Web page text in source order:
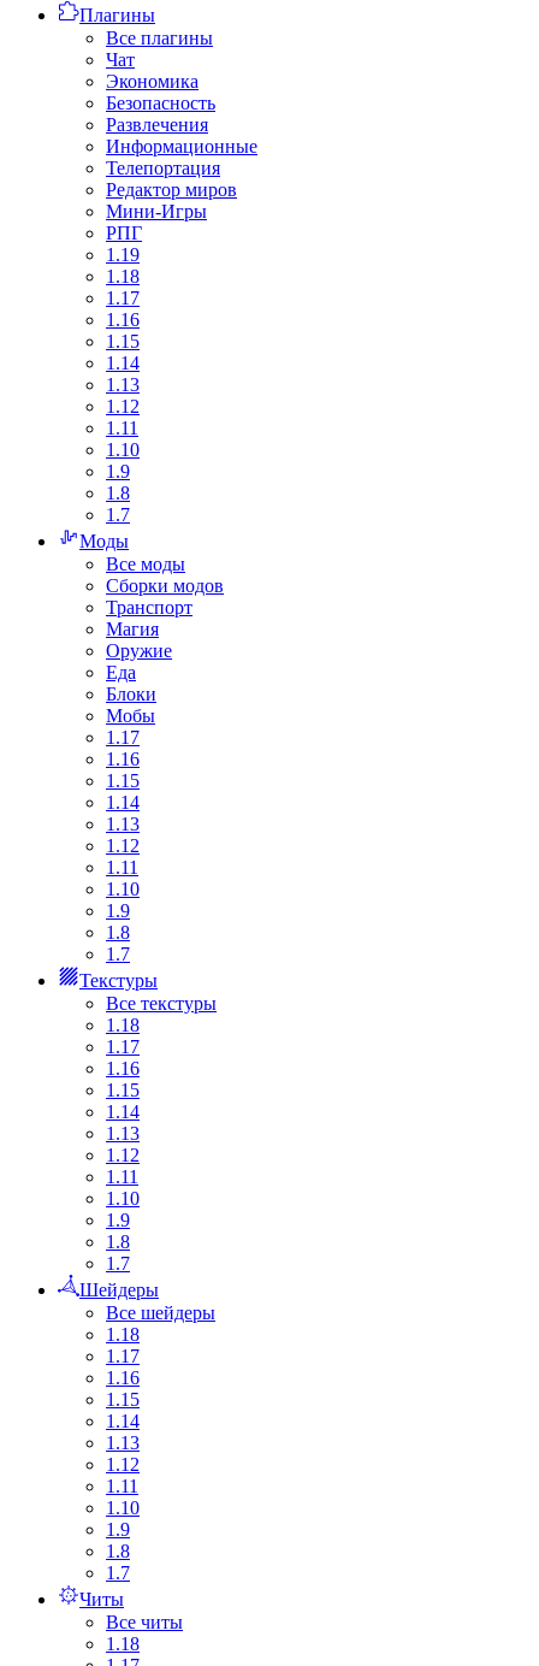
Плагины
Все плагины
Чат
Экономика
Безопасность
Развлечения
Информационные
Телепортация
Редактор миров
Мини-Игры
РПГ
1.19
1.18
1.17
1.16
1.15
1.14
1.13
1.12
1.11
1.10
1.9
1.8
1.7
Моды
Все моды
Сборки модов
Транспорт
Магия
Оружие
Еда
Блоки
Мобы
1.17
1.16
1.15
1.14
1.13
1.12
1.11
1.10
1.9
1.8
1.7
Текстуры
Все текстуры
1.18
1.17
1.16
1.15
1.14
1.13
1.12
1.11
1.10
1.9
1.8
1.7
Шейдеры
Все шейдеры
1.18
1.17
1.16
1.15
1.14
1.13
1.12
1.11
1.10
1.9
1.8
1.7
Читы
Все читы
1.18